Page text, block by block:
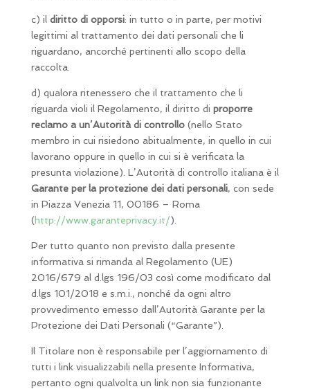
c) il diritto di opporsi: in tutto o in parte, per motivi
legittimi al trattamento dei dati personali che li
riguardano, ancorché pertinenti allo scopo della
raccolta.
d) qualora ritenessero che il trattamento che li
riguarda violi il Regolamento, il diritto di proporre
reclamo a un’Autorità di controllo (nello Stato
membro in cui risiedono abitualmente, in quello in cui
lavorano oppure in quello in cui si è verificata la
presunta violazione). L’Autorità di controllo italiana è il
Garante per la protezione dei dati personali, con sede
in Piazza Venezia 11, 00186 – Roma
(http://www.garanteprivacy.it/).
Per tutto quanto non previsto dalla presente
informativa si rimanda al Regolamento (UE)
2016/679 al d.lgs 196/03 così come modificato dal
d.lgs 101/2018 e s.m.i., nonché da ogni altro
provvedimento emesso dall’Autorità Garante per la
Protezione dei Dati Personali (“Garante”).
Il Titolare non è responsabile per l’aggiornamento di
tutti i link visualizzabili nella presente Informativa,
pertanto ogni qualvolta un link non sia funzionante